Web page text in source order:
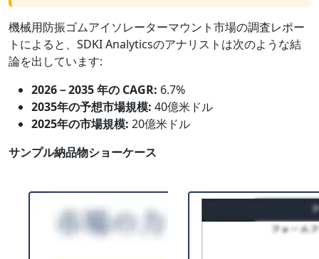
機械用防振ゴムアイソレーターマウント市場の調査レポー
トによると、SDKI Analyticsのアナリストは次のような結
論を出しています:
2026－2035 年の CAGR: 6.7%
2035年の予想市場規模: 40億米ドル
2025年の市場規模: 20億米ドル
サンプル納品物ショーケース